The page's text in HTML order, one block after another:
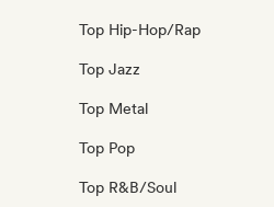
Top Hip-Hop/Rap
Top Jazz
Top Metal
Top Pop
Top R&B/Soul